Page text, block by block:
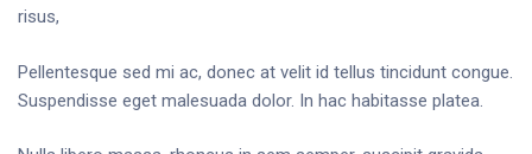
risus,
Pellentesque sed mi ac, donec at velit id tellus tincidunt congue.
Suspendisse eget malesuada dolor. In hac habitasse platea.